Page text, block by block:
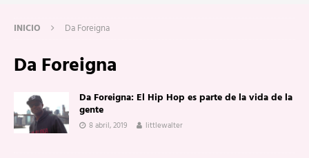
INICIO Da Foreigna
Da Foreigna
Da Foreigna: El Hip Hop es parte de la vida de la
gente
8 abril, 2019 littlewalter